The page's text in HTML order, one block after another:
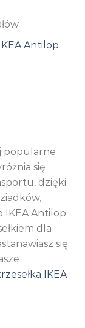
Antilop
popularne
się
dzięki
IKEA Antilop
dla
się
IKEA